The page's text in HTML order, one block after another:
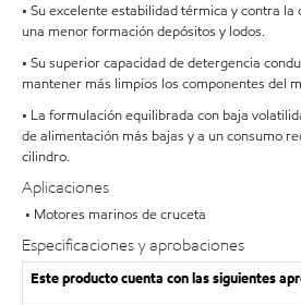
• Su excelente estabilidad térmica y contra
una menor formación depósitos y lodos.
• Su superior capacidad de detergencia
mantener más limpios los componentes del
• La formulación equilibrada con baja
de alimentación más bajas y a un consumo
cilindro.
Aplicaciones
• Motores marinos de cruceta
Especificaciones y aprobaciones
Este producto cuenta con las siguientes